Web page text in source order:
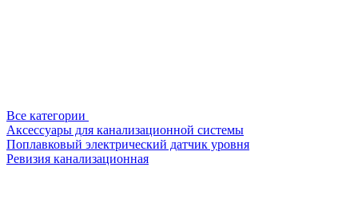
Все категории
Аксессуары для канализационной системы
Поплавковый электрический датчик уровня
Ревизия канализационная